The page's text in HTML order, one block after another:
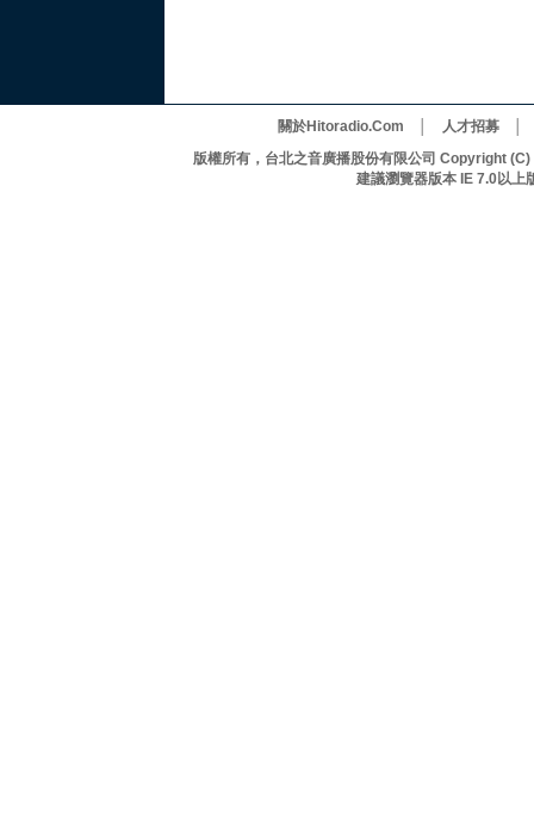
關於Hitoradio.Com 人才招募
版權所有，台北之音廣播股份有限公司 Copyright
建議瀏覽器版本 IE 7.0以上